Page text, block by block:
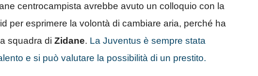
centrocampista avrebbe avuto un colloquio con la
per esprimere la volontà di cambiare aria, perché ha
squadra di Zidane. La Juventus è sempre stata
e si può valutare la possibilità di un prestito.